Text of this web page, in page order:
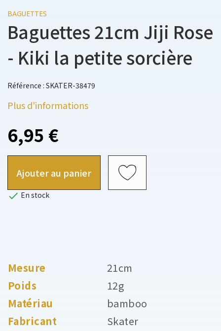
BAGUETTES
Baguettes 21cm Jiji Rose
- Kiki la petite sorcière
Référence : SKATER-38479
Plus d'informations
6,95 €
Ajouter au panier
 En stock
Mesure
21cm
Poids
12g
Matériau
bamboo
Fabricant
Skater